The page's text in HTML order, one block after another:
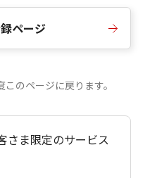
ページ
のページに戻ります。
さま限定のサービス